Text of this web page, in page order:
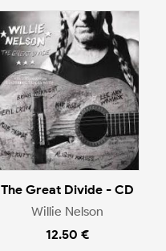
The Great Divide - CD
Willie Nelson
12.50 €